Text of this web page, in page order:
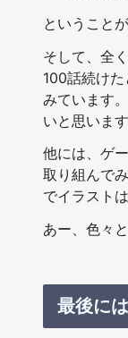
ということ
そして、全
100話続け
みています
いと思います
他には、ゲ
取り組んで
でイラスト
あー、色々
最後に